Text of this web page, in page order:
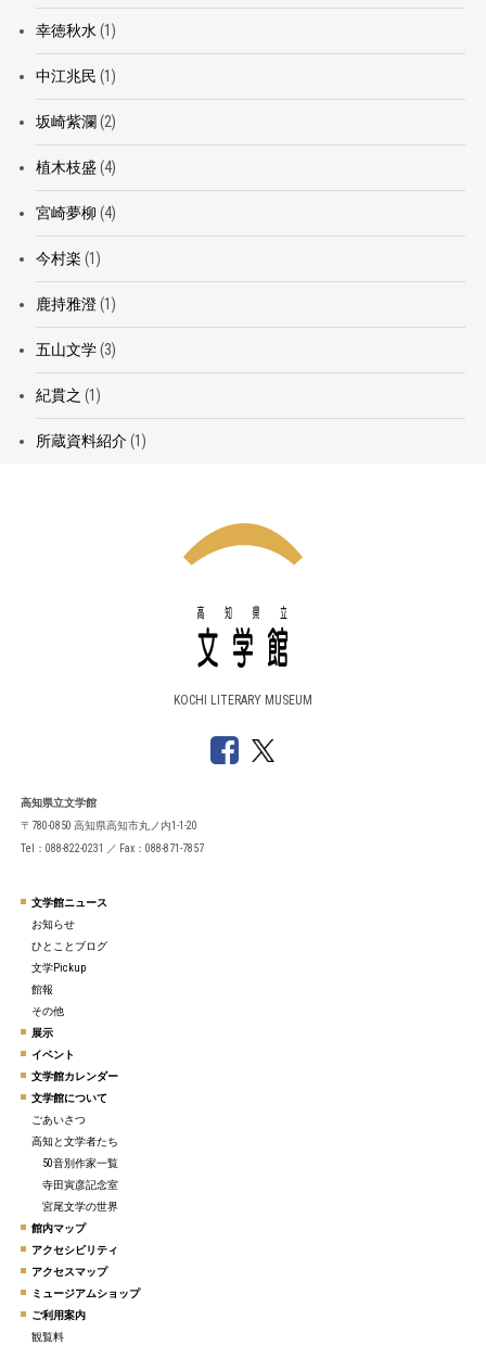
幸徳秋水 (1)
中江兆民 (1)
坂崎紫瀾 (2)
植木枝盛 (4)
宮崎夢柳 (4)
今村楽 (1)
鹿持雅澄(1)
五山文学(3)
紀貫之 (1)
所蔵資料紹介(1)
KOCHI LITERARY MUSEUM
高知県立文学館
〒780-0850 高知県高知市丸ノ内1-1-20
Tel：088-822-0231 ／ Fax：088-871-7857
文学館ニュース
お知らせ
ひとことブログ
文学Pickup
館報
その他
展示
イベント
文学館カレンダー
文学館について
ごあいさつ
高知と文学者たち
50音別作家一覧
寺田寅彦記念室
宮尾文学の世界
館内マップ
アクセシビリティ
アクセスマップ
ミュージアムショップ
ご利用案内
観覧料